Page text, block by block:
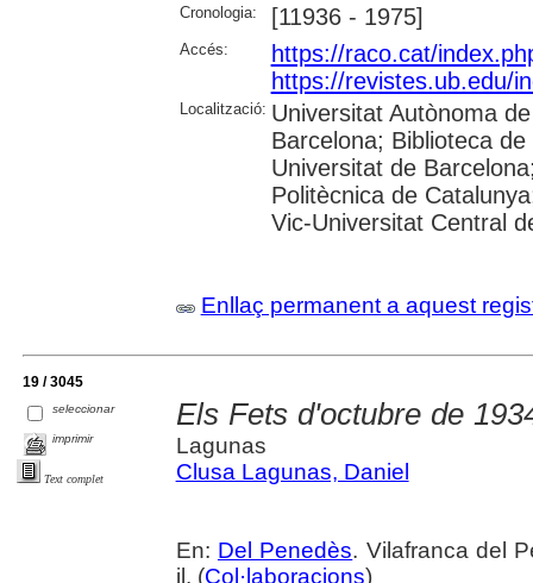
Cronologia: [11936 - 1975]
Accés:
https://raco.cat/
https://revistes.ub.edu/
Localització: Universitat Autònoma
Barcelona; Biblioteca
Universitat de
Politècnica de
Vic-Universitat Central
Enllaç permanent a aquest
19 / 3045
seleccionar
imprimir
Text complet
Els Fets d'octubre de
Lagunas
Clusa Lagunas, Daniel
En: Del Penedès. Vilafranca del
il. (Col·laboracions)